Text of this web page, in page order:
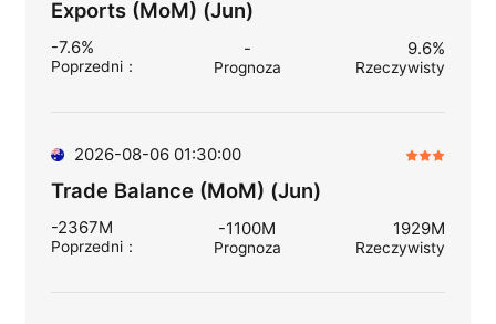
Exports (MoM) (Jun)
-7.6%
Poprzedni：
-
Prognoza
9.6%
Rzeczywisty
2026-08-06 01:30:00
Trade Balance (MoM) (Jun)
-2367M
Poprzedni：
-1100M
Prognoza
1929M
Rzeczywisty